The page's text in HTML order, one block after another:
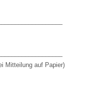
Mitteilung auf Papier)